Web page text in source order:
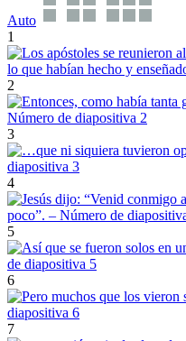
Auto
1
2
3
4
5
6
7